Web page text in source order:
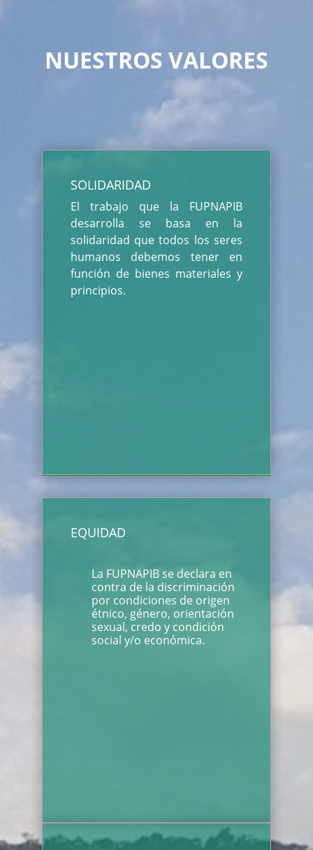
NUESTROS VALORES
SOLIDARIDAD
El trabajo que la FUPNAPIB
desarrolla se basa en la
solidaridad que todos los seres
humanos debemos tener en
función de bienes materiales y
principios.
EQUIDAD
La FUPNAPIB se declara en
contra de la discriminación
por condiciones de origen
étnico, género, orientación
sexual, credo y condición
social y/o económica.